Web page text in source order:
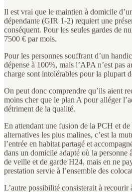
Il est vrai que le maintien à domicile
dépendante (GIR 1-2) requiert une
conséquent. Pour les seules gardes de
7500 € par mois.
Pour les personnes souffrant d’un
dépense à 100%, mais l’APA n’est pas
charge sont intolérables pour la plupart
On peut donc comprendre qu’ils aient
moins cher que le plan A pour alléger
détriment de la qualité.
En attendant une fusion de la PCH et de
alternatives les plus malines, c’est la
l’entrée en habitat partagé et
dans un domicile adapté où la personne
de veille et de garde H24, mais en ne
prestation servie à l’ensemble des
L’autre possibilité consisterait à